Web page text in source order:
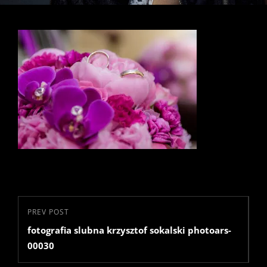
Nawigacja
wpisu
Previous
Post
PREV POST
fotografia slubna krzysztof sokalski photoars-
00030